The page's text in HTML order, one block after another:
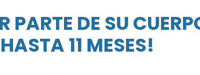
DE SU
11 MESES!